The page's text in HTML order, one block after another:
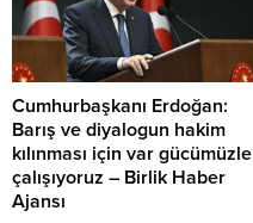
kadar etkisini artırması bekleniyor.
Meteoroloji yetkilileri, yağışların
kentin kuzey ve batı ilçelerinde
daha yoğun görülebileceğini,
yüksek kesimlerde ise yağışın
zaman zaman...
Cumhurbaşkanı Erdoğan:
Barış ve diyalogun hakim
kılınması için var gücümüzle
çalışıyoruz – Birlik Haber
Ajansı